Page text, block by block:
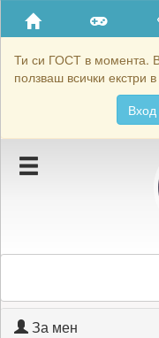
Ти си ГОСТ в момента.
ползваш всички екстри
Вход
Приятели
Хронология на игри
Подаръците на
Картичките на
За мен